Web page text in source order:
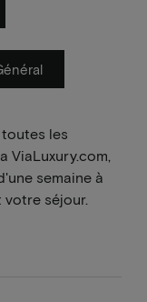
les
ViaLuxury.com,
semaine à
votre séjour.